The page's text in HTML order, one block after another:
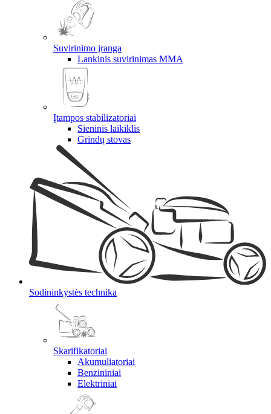
Suvirinimo įranga
Lankinis suvirinimas MMA
Įtampos stabilizatoriai
Sieninis laikiklis
Grindų stovas
Sodininkystės technika
Skarifikatoriai
Akumuliatoriai
Benzininiai
Elektriniai